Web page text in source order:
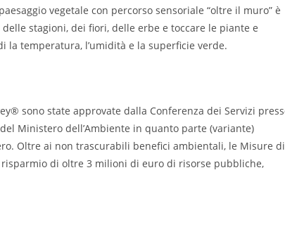
vegetale con percorso sensoriale “oltre il muro” è
stagioni, dei fiori, delle erbe e toccare le piante e
temperatura, l’umidità e la superficie verde.
sono state approvate dalla Conferenza dei Servizi
Ministero dell’Ambiente in quanto parte (variante)
Oltre ai non trascurabili benefici ambientali, le Misure di
risparmio di oltre 3 milioni di euro di risorse pubbliche,